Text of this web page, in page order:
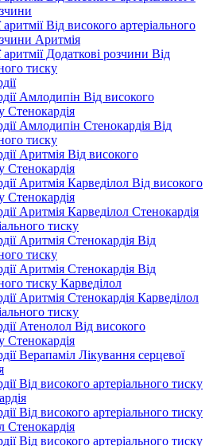
Від високого артеріального
Аритмія
Додаткові розчини Від
тиску
Амлодипін Від високого
Стенокардія
Амлодипін Стенокардія Від
тиску
Аритмія Від високого
Стенокардія
Аритмія Карведілол Від високого
Стенокардія
Аритмія Карведілол Стенокардія
тиску
Аритмія Стенокардія Від
тиску
Аритмія Стенокардія Від
тиску Карведілол
Аритмія Стенокардія Карведілол
тиску
Атенолол Від високого
Стенокардія
Верапаміл Лікування серцевої
Від високого артеріального тиску
Від високого артеріального тиску
Стенокардія
Від високого артеріального тиску